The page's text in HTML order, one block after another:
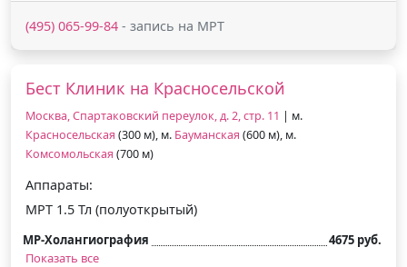
(495) 065-99-84 - запись на МРТ
Бест Клиник на Красносельской
Москва, Спартаковский переулок, д. 2, стр. 11 | м.
Красносельская (300 м), м. Бауманская (600 м), м.
Комсомольская (700 м)
Аппараты:
МРТ 1.5 Тл (полуоткрытый)
МР-Холангиография
4675 руб.
Показать все